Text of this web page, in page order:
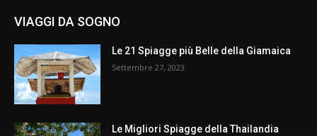
VIAGGI DA SOGNO
Le 21 Spiagge più Belle della Giamaica
Settembre 27, 2023
Le Migliori Spiagge della Thailandia